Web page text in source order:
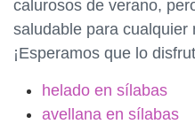
calurosos de verano,
saludable para cualquier
¡Esperamos que lo
helado en sílabas
avellana en sílabas